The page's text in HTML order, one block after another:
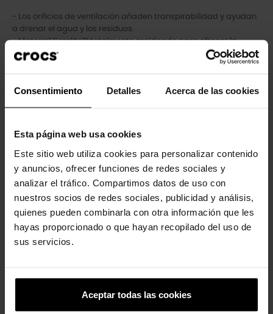
Consentimiento Detalles Acerca de las cookies
Esta página web usa cookies
Este sitio web utiliza cookies para personalizar contenido
y anuncios, ofrecer funciones de redes sociales y
analizar el tráfico. Compartimos datos de uso con
nuestros socios de redes sociales, publicidad y análisis,
quienes pueden combinarla con otra información que les
hayas proporcionado o que hayan recopilado del uso de
sus servicios.
Aceptar todas las cookies
- Los orificios de ventilación añaden transpirabilidad y ayudan
a drenar el agua y los residuos.
- Material Croslite™ totalmente moldeado para ofrecer la
comodidad característica de Crocs.
- Suelas ligeras que no dejan marcas.
Los clientes que compraron este
producto también han comprado:
-20% -20%